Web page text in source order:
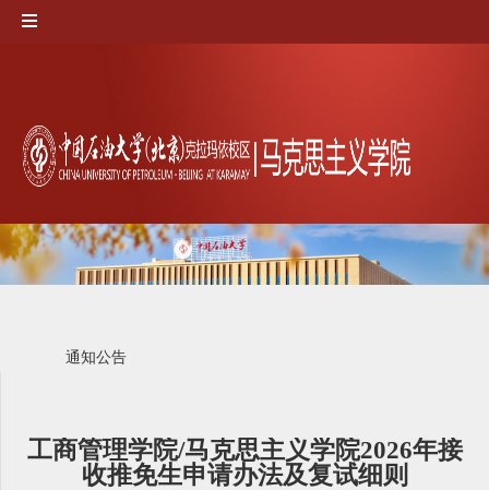
通知公告
工商管理学院/马克思主义学院2026年接
收推免生申请办法及复试细则